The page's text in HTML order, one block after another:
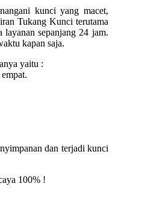
kunci yang macet,
Tukang Kunci terutama
layanan sepanjang 24 jam.
kapan saja.
yaitu :
dan terjadi kunci
100% !